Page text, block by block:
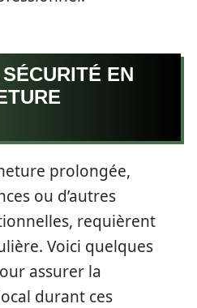
EN
prolongée,
ou d’autres
requièrent
Voici quelques
assurer la
durant ces